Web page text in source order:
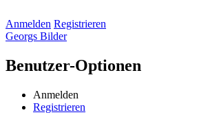
Anmelden Registrieren
Georgs Bilder
Benutzer-Optionen
Anmelden
Registrieren